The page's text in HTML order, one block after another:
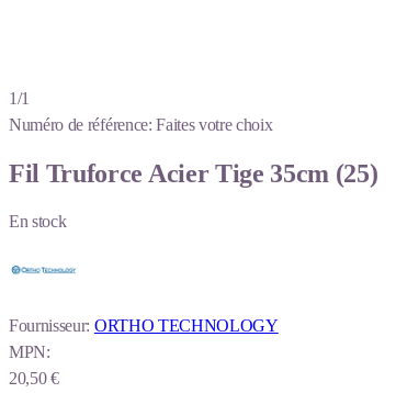
1/1
Numéro de référence: Faites votre choix
Fil Truforce Acier Tige 35cm (25)
En stock
Fournisseur: ORTHO TECHNOLOGY
MPN:
20,50 €